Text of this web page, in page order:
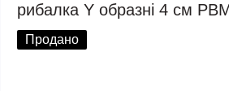
рибалка Y образні 4 см
Продано